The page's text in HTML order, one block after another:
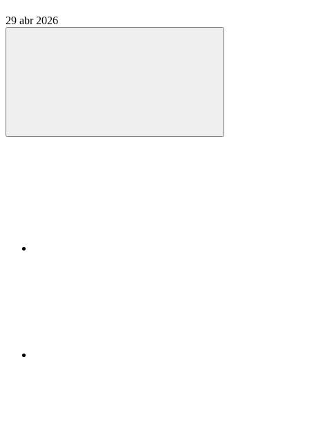
29 abr 2026
Compartilhar